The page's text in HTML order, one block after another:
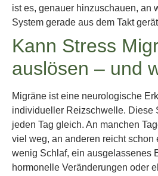
ist es, genauer hinzuschauen, an
System gerade aus dem Takt
Kann Stress
auslösen – und
Migräne ist eine neurologische
individueller Reizschwelle. Diese
jeden Tag gleich. An manchen
viel weg, an anderen reicht schon
wenig Schlaf, ein ausgelassenes
hormonelle Veränderungen oder